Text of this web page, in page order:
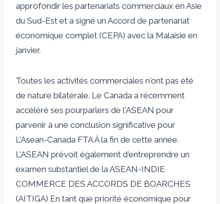
approfondir les partenariats commerciaux en Asie
du Sud-Est et a signé un Accord de partenariat
économique complet (CEPA) avec la Malaisie en
janvier.
Toutes les activités commerciales n'ont pas été
de nature bilatérale. Le Canada a récemment
accéléré ses pourparlers de l'ASEAN pour
parvenir à une conclusion significative pour
L'Asean-Canada FTAÀ la fin de cette année.
L'ASEAN prévoit également d'entreprendre un
examen substantiel de laASEAN-INDIE
COMMERCE DES ACCORDS DE BOARCHES
(AITIGA) En tant que priorité économique pour